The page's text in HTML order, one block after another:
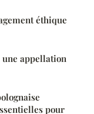
éthique
appellation
pour